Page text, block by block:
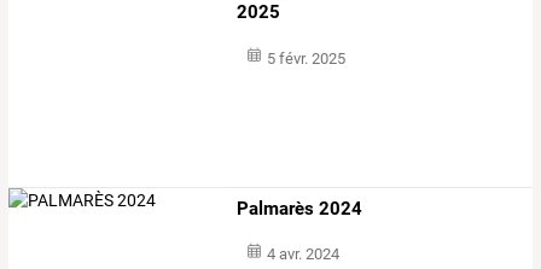
2025
5 févr. 2025
Palmarès 2024
4 avr. 2024